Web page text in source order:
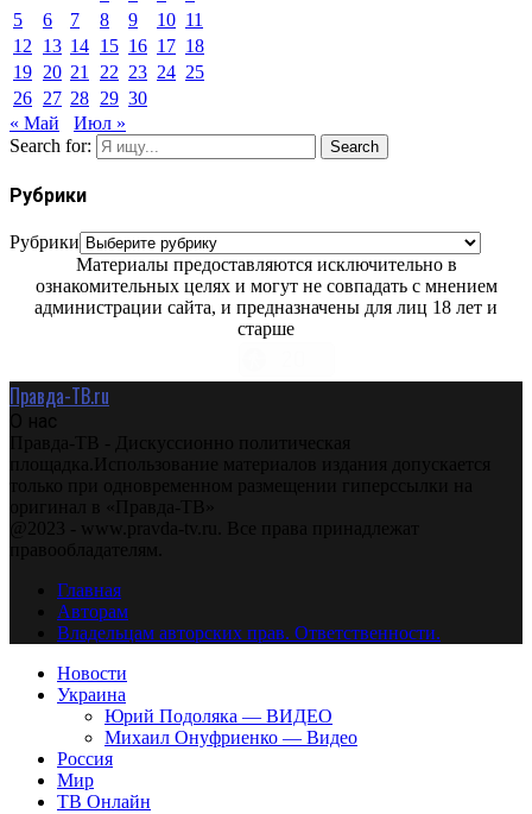
5
6 7 8 9 10 11
12
13 14 15 16 17 18
19 20 21 22 23 24 25
26 27 28 29 30
« Май
Июл »
Search for:
Search
Рубрики
Рубрики
Материалы предоставляются исключительно в
ознакомительных целях и могут не совпадать с мнением
администрации сайта, и предназначены для лиц 18 лет и
старше
Правда-ТВ.ru
О нас
Правда-ТВ - Дискуссионно политическая
площадка.Использование материалов издания допускается
только при одновременном размещении гиперссылки на
оригинал в «Правда-ТВ»
@2023 - www.pravda-tv.ru. Все права принадлежат
правообладателям.
Главная
Авторам
Владельцам авторских прав. Ответственности.
Новости
Украина
Юрий Подоляка — ВИДЕО
Михаил Онуфриенко — Видео
Россия
Мир
ТВ Онлайн